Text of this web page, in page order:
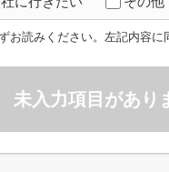
お読みください。左記内容に
未入力項目があり